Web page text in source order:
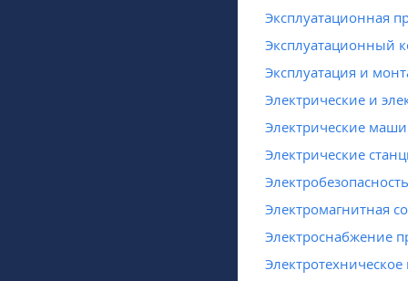
Эксплуатационная
Эксплуатационный
Эксплуатация и
Электрические и
Электрические
Электрические
Электробезопасность
Электромагнитная
Электроснабжение